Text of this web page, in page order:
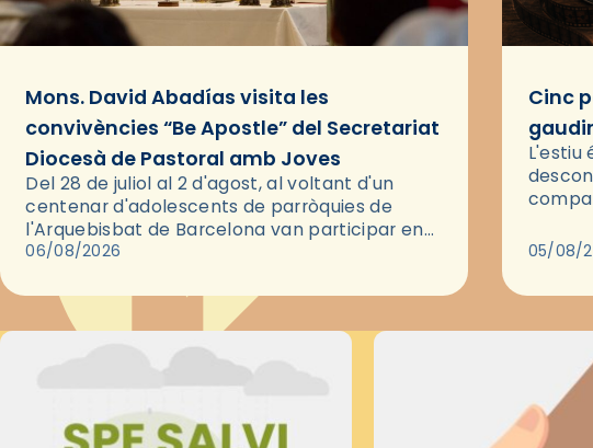
Mons. David Abadías visita les
convivències “Be Apostle” del Secretariat
Diocesà de Pastoral amb Joves
Del 28 de juliol al 2 d'agost, al voltant d'un
centenar d'adolescents de parròquies de
l'Arquebisbat de Barcelona van participar en
les convivències Be Apostle, organitzades pel
06/08/2026
Cinc
L'estiu
través
05/08/